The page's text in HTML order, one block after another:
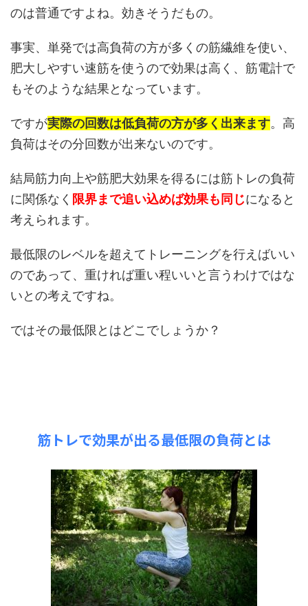
のは普通ですよね。効きそうだもの。
事実、単発では高負荷の方が多くの筋繊維を使い、
肥大しやすい速筋を使うので効果は高く、筋電計で
もそのような結果となっています。
ですが実際の回数は低負荷の方が多く出来ます。高
負荷はその分回数が出来ないのです。
結局筋力向上や筋肥大効果を得るには筋トレの負荷
に関係なく 限界まで追い込めば効果も同じになると
考えられます。
最低限のレベルを超えてトレーニングを行えばいい
のであって、重ければ重い程いいと言うわけではな
いとの考えですね。
ではその最低限とはどこでしょうか？
筋トレで効果が出る最低限の負荷とは